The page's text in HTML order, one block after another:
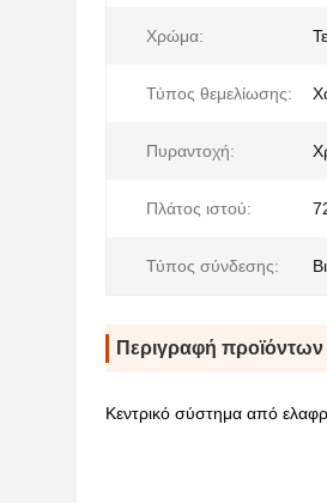
Χρώμα:
Τύπος θεμελίωσης:
Πυραντοχή:
Πλάτος ιστού:
Τύπος σύνδεσης:
Περιγραφή προϊόντων
Κεντρικό σύστημα από